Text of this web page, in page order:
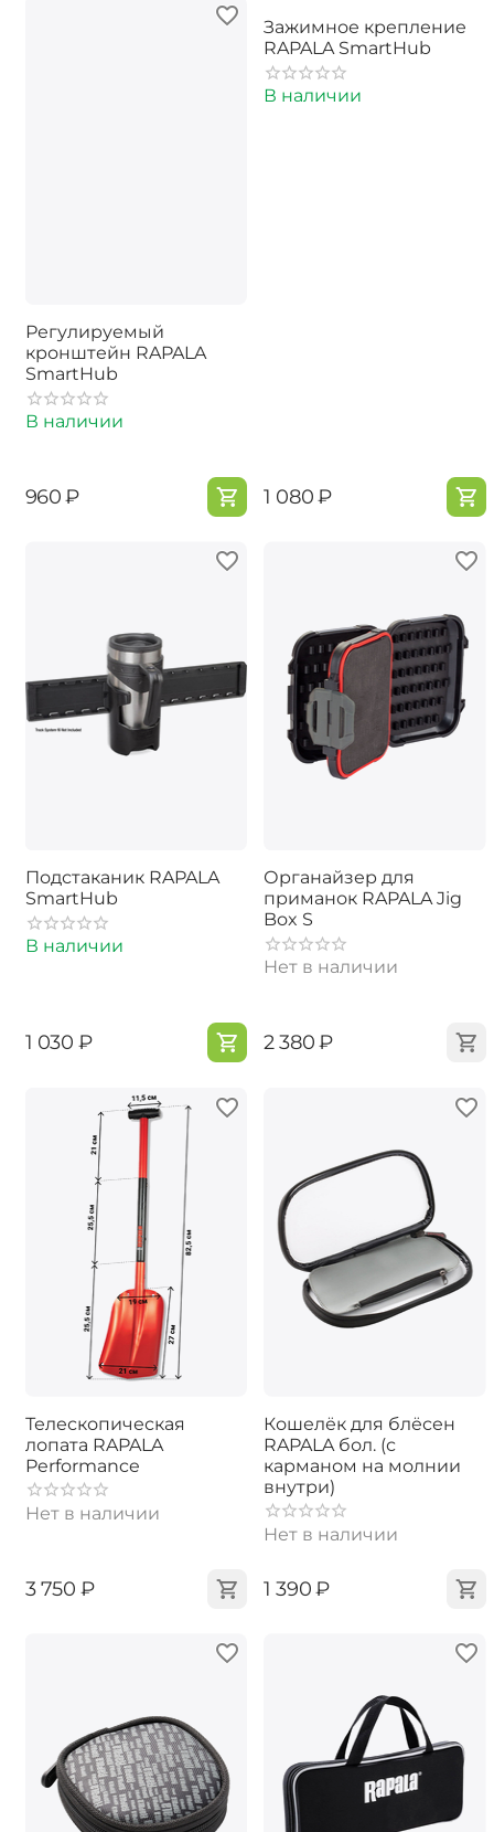
Регулируемый
кронштейн RAPALA
SmartHub
В наличии
‍960‍ ₽
Зажимное крепление
RAPALA SmartHub
В наличии
‍1 080‍₽
Подстаканик RAPALA
SmartHub
В наличии
‍1 030‍ ₽
Органайзер для
приманок RAPALA Jig
Box S
Нет в наличии
‍2 380‍₽
Телескопическая
лопата RAPALA
Performance
Нет в наличии
‍3 750‍ ₽
Кошелёк для блёсен
RAPALA бол. (с
карманом на молнии
внутри)
Нет в наличии
‍1 390‍₽